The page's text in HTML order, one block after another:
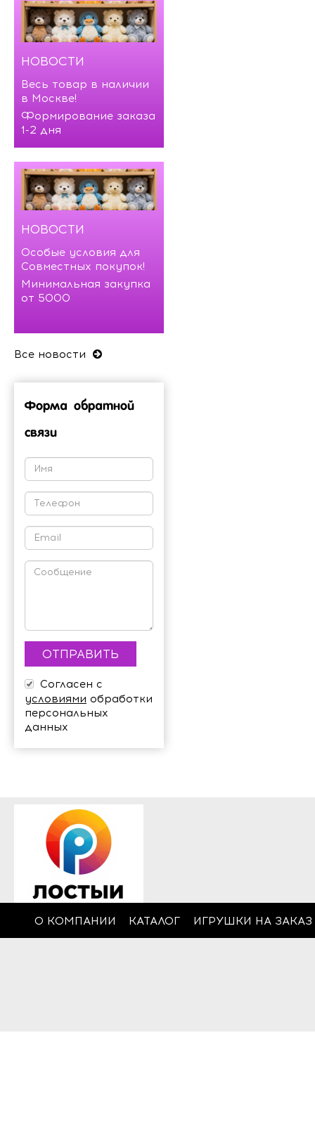
НОВОСТИ
Весь товар в наличии
в Москве!
Формирование заказа
1-2 дня
НОВОСТИ
Особые условия для
Совместных покупок!
Минимальная закупка
от 5000
Все новости
Форма обратной
связи
Согласен с
условиями обработки
персональных
данных
О КОМПАНИИ КАТАЛОГ ИГРУШКИ НА ЗАКАЗ